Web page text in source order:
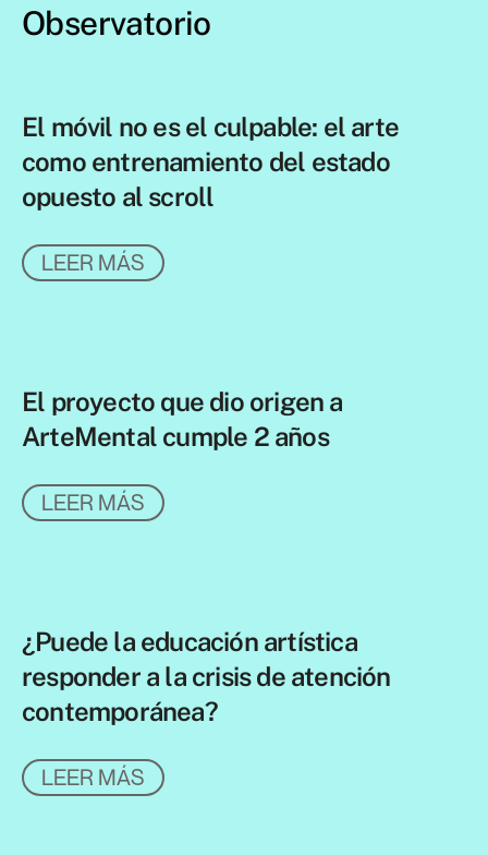
Observatorio
El móvil no es el culpable: el arte
como entrenamiento del estado
opuesto al scroll
LEER MÁS
El proyecto que dio origen a
ArteMental cumple 2 años
LEER MÁS
¿Puede la educación artística
responder a la crisis de atención
contemporánea?
LEER MÁS